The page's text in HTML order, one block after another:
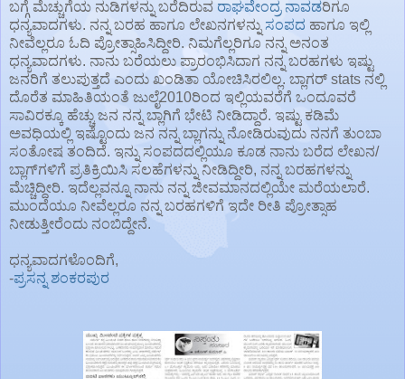
ಬಗ್ಗೆ ಮೆಚ್ಚುಗೆಯ ನುಡಿಗಳನ್ನು ಬರೆದಿರುವ ರಾಘವೇಂದ್ರ ನಾವಡರಿಗೂ
ಧನ್ಯವಾದಗಳು. ನನ್ನ ಬರಹ ಹಾಗೂ ಲೇಖನಗಳನ್ನು ಸಂಪದ ಹಾಗೂ ಇಲ್ಲಿ
ನೀವೆಲ್ಲರೂ ಓದಿ ಪ್ರೋತ್ಸಾಹಿಸಿದ್ದೀರಿ. ನಿಮಗೆಲ್ಲರಿಗೂ ನನ್ನ ಅನಂತ
ಧನ್ಯವಾದಗಳು. ನಾನು ಬರೆಯಲು ಪ್ರಾರಂಭಿಸಿದಾಗ ನನ್ನ ಬರಹಗಳು ಇಷ್ಟು
ಜನರಿಗೆ ತಲುಪುತ್ತದೆ ಎಂದು ಖಂಡಿತಾ ಯೋಚಿಸಿರಲಿಲ್ಲ. ಬ್ಲಾಗರ‍್ stats ನಲ್ಲಿ
ದೊರೆತ ಮಾಹಿತಿಯಂತೆ ಜುಲೈ2010ರಿಂದ ಇಲ್ಲಿಯವರೆಗೆ ಒಂದೂವರೆ
ಸಾವಿರಕ್ಕೂ ಹೆಚ್ಚು ಜನ ನನ್ನ ಬ್ಲಾಗಿಗೆ ಭೇಟಿ ನೀಡಿದ್ದಾರೆ. ಇಷ್ಟು ಕಡಿಮೆ
ಅವಧಿಯಲ್ಲಿ ಇಷ್ಟೊಂದು ಜನ ನನ್ನ ಬ್ಲಾಗನ್ನು ನೋಡಿರುವುದು ನನಗೆ ತುಂಬಾ
ಸಂತೋಷ ತಂದಿದೆ. ಇನ್ನು ಸಂಪದದಲ್ಲಿಯೂ ಕೂಡ ನಾನು ಬರೆದ ಲೇಖನ/
ಬ್ಲಾಗ್‌ಗಳಿಗೆ ಪ್ರತಿಕ್ರಿಯಿಸಿ ಸಲಹೆಗಳನ್ನು ನೀಡಿದ್ದೀರಿ, ನನ್ನ ಬರಹಗಳನ್ನು
ಮೆಚ್ಚಿದ್ದೀರಿ. ಇದೆಲ್ಲವನ್ನೂ ನಾನು ನನ್ನ ಜೀವಮಾನದಲ್ಲಿಯೇ ಮರೆಯಲಾರೆ.
ಮುಂದೆಯೂ ನೀವೆಲ್ಲರೂ ನನ್ನ ಬರಹಗಳಿಗೆ ಇದೇ ರೀತಿ ಪ್ರೋತ್ಸಾಹ
ನೀಡುತ್ತೀರೆಂದು ನಂಬಿದ್ದೇನೆ.
ಧನ್ಯವಾದಗಳೊಂದಿಗೆ,
-ಪ್ರಸನ್ನ ಶಂಕರಪುರ